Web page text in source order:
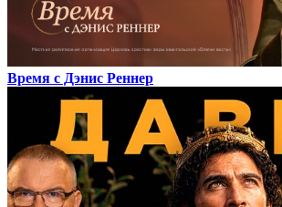
Время с Дэнис Реннер